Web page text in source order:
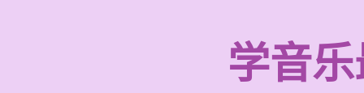
学音